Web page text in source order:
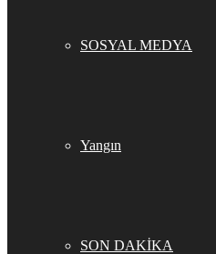
SOSYAL MEDYA
Yangın
SON DAKİKA